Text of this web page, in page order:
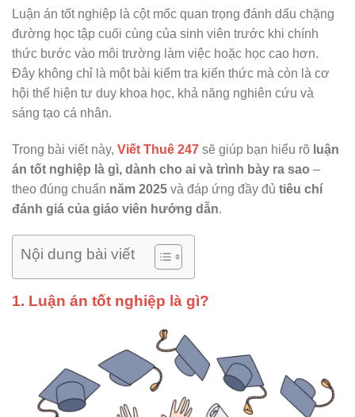
Luận án tốt nghiệp là cột mốc quan trọng đánh dấu chặng
đường học tập cuối cùng của sinh viên trước khi chính
thức bước vào môi trường làm việc hoặc học cao hơn.
Đây không chỉ là một bài kiểm tra kiến thức mà còn là cơ
hội thể hiện tư duy khoa học, khả năng nghiên cứu và
sáng tạo cá nhân.
Trong bài viết này, Viết Thuê 247 sẽ giúp bạn hiểu rõ luận
án tốt nghiệp là gì, dành cho ai và trình bày ra sao –
theo đúng chuẩn năm 2025 và đáp ứng đầy đủ tiêu chí
đánh giá của giáo viên hướng dẫn.
Nội dung bài viết
1. Luận án tốt nghiệp là gì?